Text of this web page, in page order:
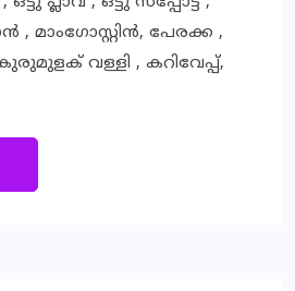
മാംഗോസ്റ്റിന്‍, പേരക്ക ,
വള്ളി , കറിവേപ്പ്,